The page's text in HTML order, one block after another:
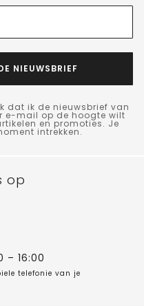
NIEUWSBRIEF
dat ik de nieuwsbrief van
e-mail op de hoogte wilt
en promoties. Je
intrekken.
op
– 16:00
telefonie van je